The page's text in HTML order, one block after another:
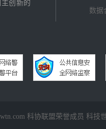
创新的
数据
科协联盟荣誉成员 科